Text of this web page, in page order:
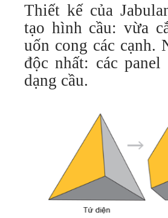
Thiết kế của
tạo hình cầu: vừa
uốn cong các cạnh.
độc nhất: các
dạng cầu.